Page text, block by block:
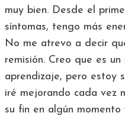
muy bien. Desde el
síntomas, tengo más
No me atrevo a decir
remisión. Creo que es
aprendizaje, pero estoy
iré mejorando cada vez
su fin en algún momento